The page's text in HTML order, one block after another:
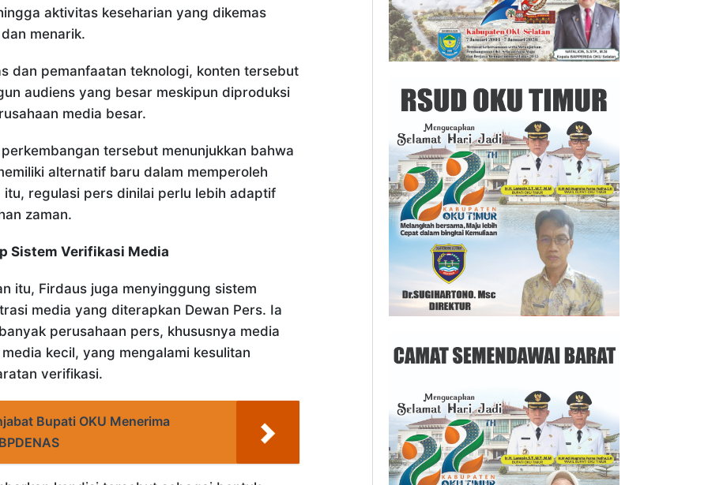
aktivitas keseharian yang dikemas
menarik.
dan pemanfaatan teknologi, konten tersebut
audiens yang besar meskipun diproduksi
media besar.
tersebut menunjukkan bahwa
alternatif baru dalam memperoleh
itu, regulasi pers dinilai perlu lebih adaptif
zaman.
Sistem Verifikasi Media
itu, Firdaus juga menyinggung sistem
media yang diterapkan Dewan Pers. Ia
perusahaan pers, khususnya media
kecil, yang mengalami kesulitan
verifikasi.
Bupati OKU Menerima